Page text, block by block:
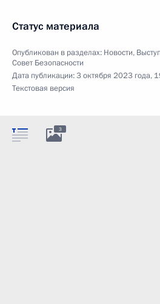
Статус материала
Опубликован в разделах: Новости,
Совет Безопасности
Дата публикации:3 октября 2023 года,
Текстовая версия
3